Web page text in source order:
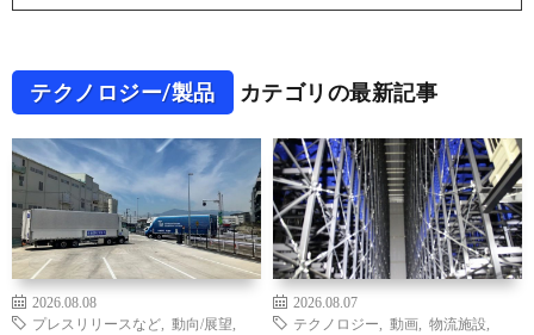
テクノロジー/製品 カテゴリの最新記事
2026.08.08
プレスリリースなど
動向/展望
2026.08.07
テクノロジー
動画 物流施設